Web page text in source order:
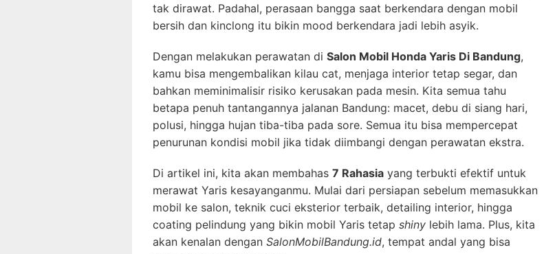
tak dirawat. Padahal, perasaan bangga saat berkendara dengan mobil
bersih dan kinclong itu bikin mood berkendara jadi lebih asyik.
Dengan melakukan perawatan di Salon Mobil Honda Yaris Di Bandung,
kamu bisa mengembalikan kilau cat, menjaga interior tetap segar, dan
bahkan meminimalisir risiko kerusakan pada mesin. Kita semua tahu
betapa penuh tantangannya jalanan Bandung: macet, debu di siang hari,
polusi, hingga hujan tiba-tiba pada sore. Semua itu bisa mempercepat
penurunan kondisi mobil jika tidak diimbangi dengan perawatan ekstra.
Di artikel ini, kita akan membahas 7 Rahasia yang terbukti efektif untuk
merawat Yaris kesayanganmu. Mulai dari persiapan sebelum memasukkan
mobil ke salon, teknik cuci eksterior terbaik, detailing interior, hingga
coating pelindung yang bikin mobil Yaris tetap shiny lebih lama. Plus, kita
akan kenalan dengan SalonMobilBandung.id, tempat andal yang bisa